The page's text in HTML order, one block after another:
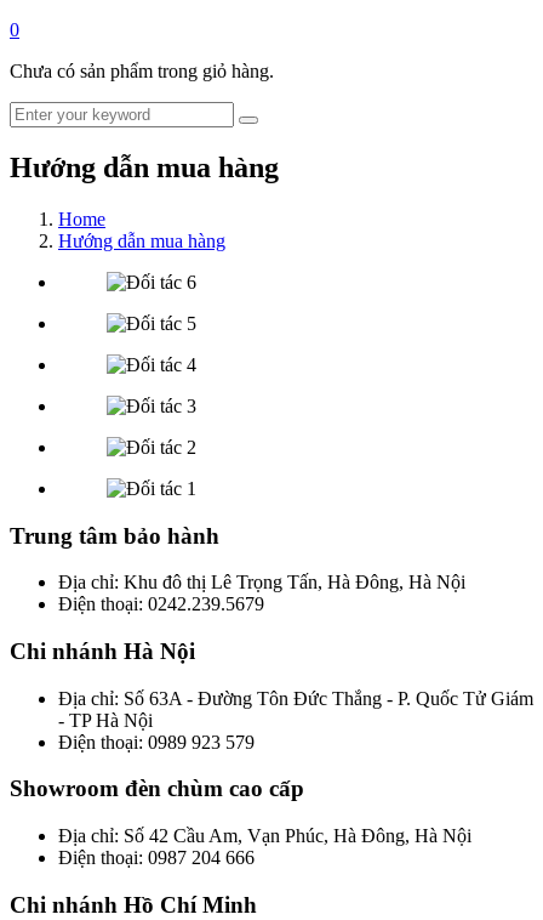
0
Chưa có sản phẩm trong giỏ hàng.
Hướng dẫn mua hàng
Home
Hướng dẫn mua hàng
Trung tâm bảo hành
Địa chỉ: Khu đô thị Lê Trọng Tấn, Hà Đông, Hà Nội
Điện thoại: 0242.239.5679
Chi nhánh Hà Nội
Địa chỉ: Số 63A - Đường Tôn Đức Thắng - P. Quốc Tử Giám
- TP Hà Nội
Điện thoại: 0989 923 579
Showroom đèn chùm cao cấp
Địa chỉ: Số 42 Cầu Am, Vạn Phúc, Hà Đông, Hà Nội
Điện thoại: 0987 204 666
Chi nhánh Hồ Chí Minh